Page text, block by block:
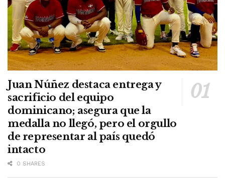
Juan Núñez destaca entrega y
sacrificio del equipo
dominicano; asegura que la
medalla no llegó, pero el orgullo
de representar al país quedó
intacto
0 SHARES